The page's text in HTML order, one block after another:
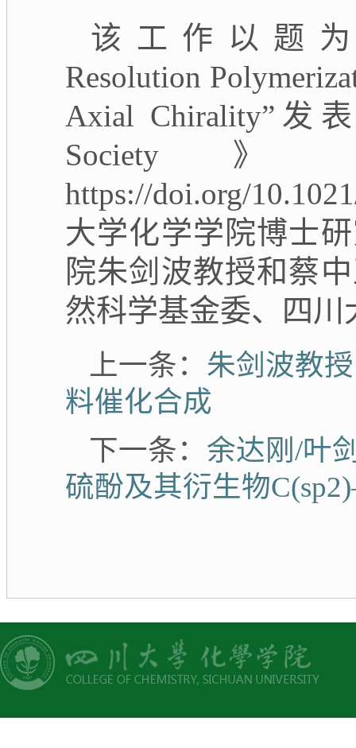
该工作以题
Resolution
Axial Chirality”发
Society 》
https://doi.org/
大学化学学院博士
院朱剑波教授和蔡
然科学基金委、四
上一条： 朱剑波教
料催化合成
下一条： 余达刚/叶
硫酚及其衍生物